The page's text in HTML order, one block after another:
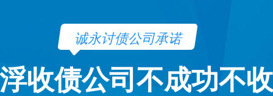
诚永讨债公司承诺
收债公司不成功不